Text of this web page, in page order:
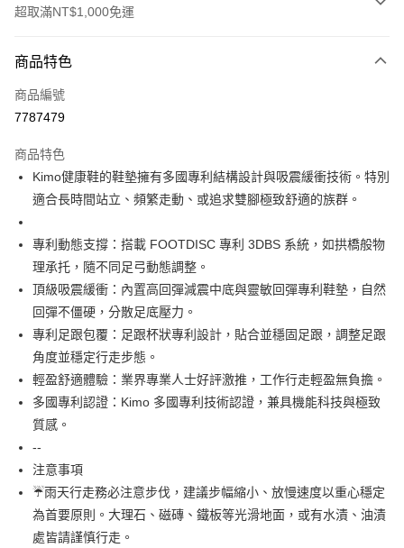
超取滿NT$1,000免運
信用卡一次付款
信用卡分期付款
合作金庫商業銀行
華南商業銀行
彰化商業銀行
上海商業儲蓄銀行
台北富邦商業銀行
臺灣中小企業銀行
台中商業銀行
匯豐（台灣）商業銀行
聯邦商業銀行
元大商業銀行
永豐商業銀行
玉山商業銀行
台新國際商業銀行
中國信託商業銀行
台灣樂天信用卡公司
超商取貨付款
LINE Pay
Apple Pay
街口支付
Google Pay
【關於「AFTEE先享後付」】
AFTEE先享後付是「在收到商品之後才付款」的支付方式。 讓您購物簡單
便利好安心！
２．便利：只要手機號碼，簡訊認證，即可結帳。
３．安心：先確認商品／服務後，再付款。
【「AFTEE先享後付」結帳流程】
１．於結帳方式選擇「AFTEE先享後付」後，將跳轉至「AFTEE先享後付」
ATM付款
運送方式
全家取貨付款
商品特色
商品編號
7787479
商品特色
Kimo健康鞋的鞋墊擁有多國專利結構設計與吸震緩衝技術。特別
適合長時間站立、頻繁走動、或追求雙腳極致舒適的族群。
專利動態支撐：搭載 FOOTDISC 專利 3DBS 系統，如拱橋般物
理承托，隨不同足弓動態調整。
頂級吸震緩衝：內置高回彈減震中底與靈敏回彈專利鞋墊，自然
回彈不僵硬，分散足底壓力。
專利足跟包覆：足跟杯狀專利設計，貼合並穩固足跟，調整足跟
角度並穩定行走步態。
輕盈舒適體驗：業界專業人士好評激推，工作行走輕盈無負擔。
多國專利認證：Kimo 多國專利技術認證，兼具機能科技與極致
質感。
--
注意事項
☔雨天行走務必注意步伐，建議步幅縮小、放慢速度以重心穩定
為首要原則。大理石、磁磚、鐵板等光滑地面，或有水漬、油漬
處皆請謹慎行走。